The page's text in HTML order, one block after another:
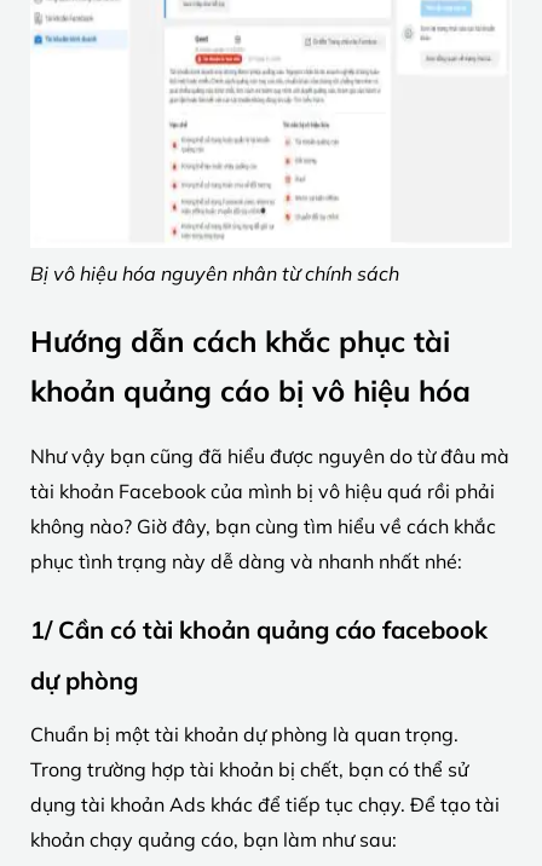
Bị vô hiệu hóa nguyên nhân từ chính sách
Hướng dẫn cách khắc phục tài
khoản quảng cáo bị vô hiệu hóa
Như vậy bạn cũng đã hiểu được nguyên do từ đâu mà
tài khoản Facebook của mình bị vô hiệu quá rồi phải
không nào? Giờ đây, bạn cùng tìm hiểu về cách khắc
phục tình trạng này dễ dàng và nhanh nhất nhé:
1/ Cần có tài khoản quảng cáo facebook
dự phòng
Chuẩn bị một tài khoản dự phòng là quan trọng.
Trong trường hợp tài khoản bị chết, bạn có thể sử
dụng tài khoản Ads khác để tiếp tục chạy. Để tạo tài
khoản chạy quảng cáo, bạn làm như sau: